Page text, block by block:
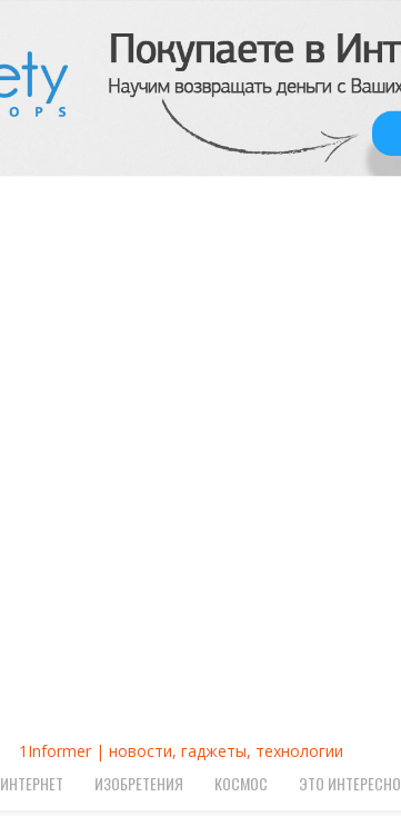
1Informer | новости, гаджеты, технологии
ИНТЕРНЕТ ИЗОБРЕТЕНИЯ КОСМОС ЭТО ИНТЕРЕСНО